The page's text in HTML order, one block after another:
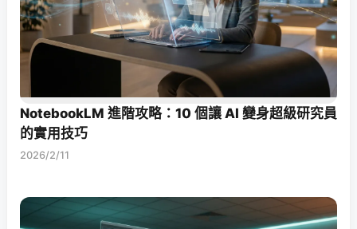
NotebookLM 進階攻略：10 個讓 AI 變身超級研究員
的實用技巧
2026/2/11